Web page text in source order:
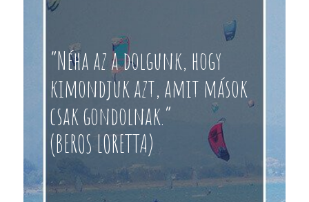
“Néha az a dolgunk, hogy
kimondjuk azt, amit mások
csak gondolnak.”
(BEROS LORETTA)